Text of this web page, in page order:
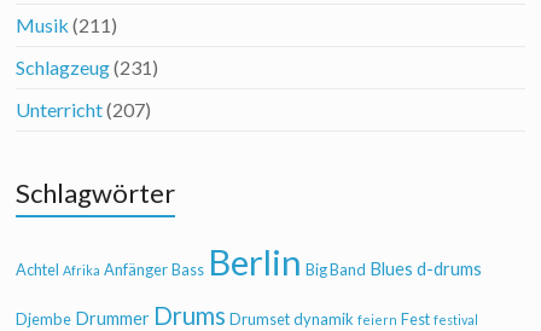
Musik (211)
Schlagzeug(231)
Unterricht(207)
Schlagwörter
Achtel Afrika Anfänger Bass Berlin Big Band Blues d-drums
Djembe Drummer Drums Drumset dynamik feiern Fest festival